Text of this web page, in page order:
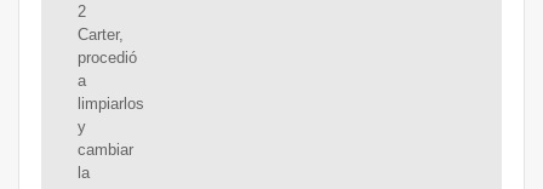
2
Carter,
procedió
a
limpiarlos
y
cambiar
la